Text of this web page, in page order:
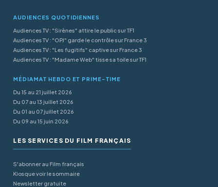
AUDIENCES QUOTIDIENNES
Audiences TV : "Sirènes" attire le public sur TF1
Audiences TV : "OPJ" garde le contrôle sur France 3
Audiences TV : "Les fugitifs" captive sur France 3
Audiences TV : "Madame Web" tisse sa toile sur TF1
MÉDIAMAT HEBDO ET PRIME-TIME
Du 15 au 21 juillet 2026
Du 07 au 13 juillet 2026
Du 01 au 07 juillet 2026
Du 09 au 15 juin 2026
LES SERVICES DU FILM FRANÇAIS
S'abonner au Film français
Kiosque voir le sommaire
Newsletter gratuite